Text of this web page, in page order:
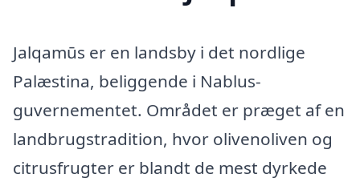
Jalqamūs er en landsby i det nordlige
Palæstina, beliggende i Nablus-
guvernementet. Området er præget af en
landbrugstradition, hvor olivenoliven og
citrusfrugter er blandt de mest dyrkede